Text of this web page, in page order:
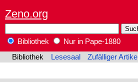
Zeno.org
Bibliothek
Nur in Pape-1880
Bibliothek
Lesesaal Zufälliger Artikel